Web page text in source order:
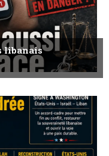
libanais